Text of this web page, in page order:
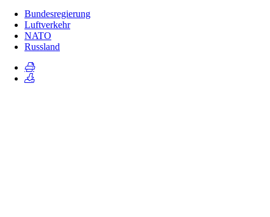
Bundesregierung
Luftverkehr
NATO
Russland